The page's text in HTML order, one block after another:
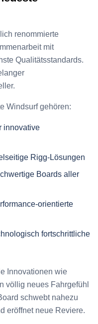
renommierte
mit
Qualitätsstandards.
Windsurf gehören:
innovative
Rigg-Lösungen
Boards aller
orientierte
fortschrittliche
Innovationen wie
völlig neues Fahrgefühl
schwebt nahezu
eröffnet neue Reviere.